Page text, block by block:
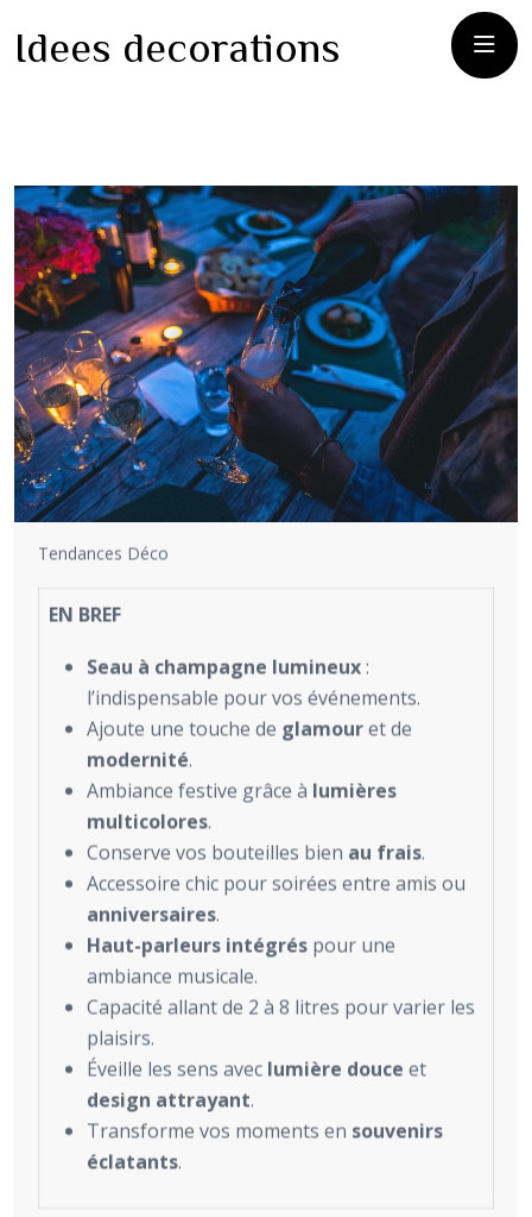
Idees decorations
Tendances Déco
EN BREF
Seau à champagne lumineux:
l’indispensable pour vos événements.
Ajoute une touche de glamouret de
modernité.
Ambiance festive grâce à lumières
multicolores.
Conserve vos bouteilles bien au frais.
Accessoire chic pour soirées entre amis ou
anniversaires.
Haut-parleurs intégrés pour une
ambiance musicale.
Capacité allant de 2 à 8 litres pour varier les
plaisirs.
Éveille les sens avec lumière douce et
design attrayant.
Transforme vos moments en souvenirs
éclatants.